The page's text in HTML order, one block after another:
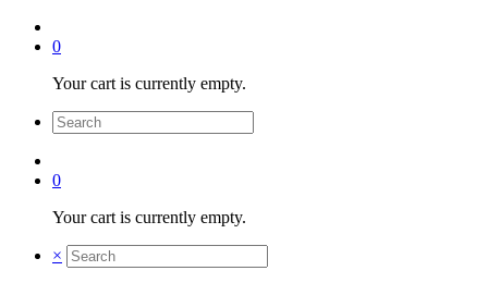
0
Your cart is currently empty.
0
Your cart is currently empty.
×